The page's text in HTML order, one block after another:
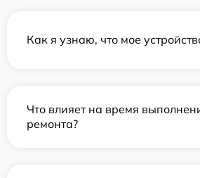
Как я узнаю, что мое
Что влияет на время
ремонта?